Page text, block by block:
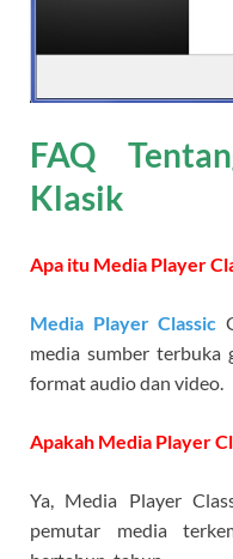
FAQ
Klasik
Apa itu Media Player
Media Player Classic
media sumber terbuka
format audio dan video.
Apakah Media Player
Ya, Media Player
pemutar media